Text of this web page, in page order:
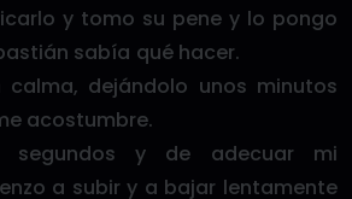
y tomo su pene y lo pongo
sabía qué hacer.
calma, dejándolo unos minutos
acostumbre.
segundos y de adecuar mi
a subir y a bajar lentamente